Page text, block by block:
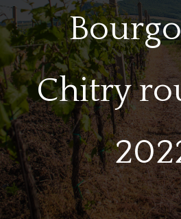
Chitry